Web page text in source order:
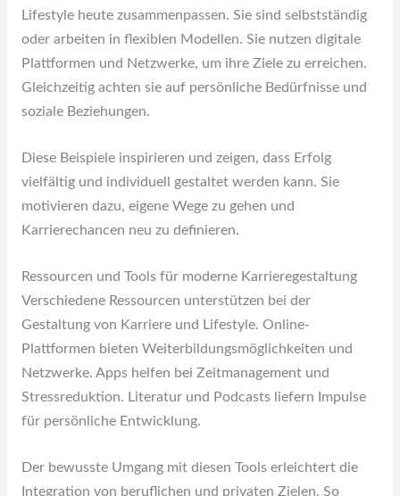
Lifestyle heute zusammenpassen. Sie sind selbstständig
oder arbeiten in flexiblen Modellen. Sie nutzen digitale
Plattformen und Netzwerke, um ihre Ziele zu erreichen.
Gleichzeitig achten sie auf persönliche Bedürfnisse und
soziale Beziehungen.
Diese Beispiele inspirieren und zeigen, dass Erfolg
vielfältig und individuell gestaltet werden kann. Sie
motivieren dazu, eigene Wege zu gehen und
Karrierechancen neu zu definieren.
Ressourcen und Tools für moderne Karrieregestaltung
Verschiedene Ressourcen unterstützen bei der
Gestaltung von Karriere und Lifestyle. Online-
Plattformen bieten Weiterbildungsmöglichkeiten und
Netzwerke. Apps helfen bei Zeitmanagement und
Stressreduktion. Literatur und Podcasts liefern Impulse
für persönliche Entwicklung.
Der bewusste Umgang mit diesen Tools erleichtert die
Integration von beruflichen und privaten Zielen. So